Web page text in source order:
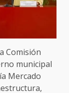
Comisión
municipal
Mercado